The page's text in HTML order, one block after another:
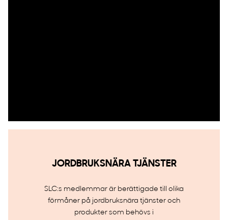
JORDBRUKSNÄRA TJÄNSTER
SLC:s medlemmar är berättigade till olika
förmåner på jordbruksnära tjänster och
produkter som behövs i